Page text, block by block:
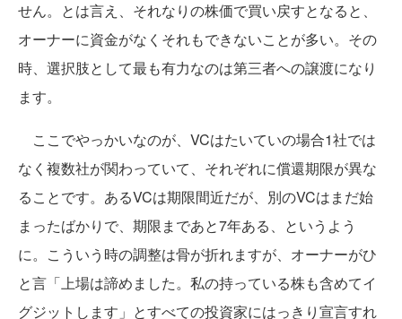
せん。とは言え、それなりの株価で買い戻すとなると、
オーナーに資金がなくそれもできないことが多い。その
時、選択肢として最も有力なのは第三者への譲渡になり
ます。
ここでやっかいなのが、VCはたいていの場合1社では
なく複数社が関わっていて、それぞれに償還期限が異な
ることです。あるVCは期限間近だが、別のVCはまだ始
まったばかりで、期限まであと7年ある、というよう
に。こういう時の調整は骨が折れますが、オーナーがひ
と言「上場は諦めました。私の持っている株も含めてイ
グジットします」とすべての投資家にはっきり宣言すれ